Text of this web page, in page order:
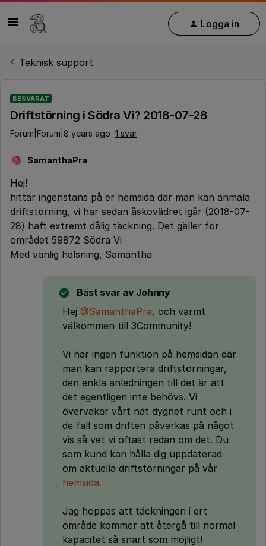
Logga in
Teknisk support
BESVARAT
Driftstörning i Södra Vi? 2018-07-28
Forum|Forum|8 years ago 1 svar
S SamanthaPra
Hej!
hittar ingenstans på er hemsida där man kan anmäla
driftstörning, vi har sedan åskovädret igår (2018-07-
28) haft extremt dålig täckning. Det gäller för
området 59872 Södra Vi
Med vänlig hälsning, Samantha
Bäst svar av Johnny
Hej @SamanthaPra, och varmt
välkommen till 3Community!
Vi har ingen funktion på hemsidan där
man kan rapportera driftstörningar,
den enkla anledningen till det är att
det egentligen inte behövs. Vi
övervakar vårt nät dygnet runt och i
de fall som driften påverkas på något
vis så vet vi oftast redan om det. Du
som kund kan hålla dig uppdaterad
om aktuella driftstörningar på vår
hemsida.
Jag hoppas att täckningen i ert
område kommer att återgå till normal
kapacitet så snart som möjligt!